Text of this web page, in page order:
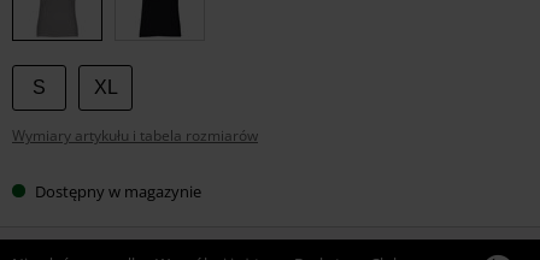
S XL
Wymiary artykułu i tabela rozmiarów
Dostępny w magazynie